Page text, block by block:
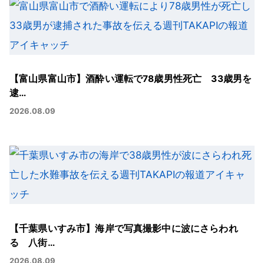
【富山県富山市】酒酔い運転で78歳男性死亡 33歳男を
逮…
2026.08.09
【千葉県いすみ市】海岸で写真撮影中に波にさらわれ
る 八街…
2026.08.09